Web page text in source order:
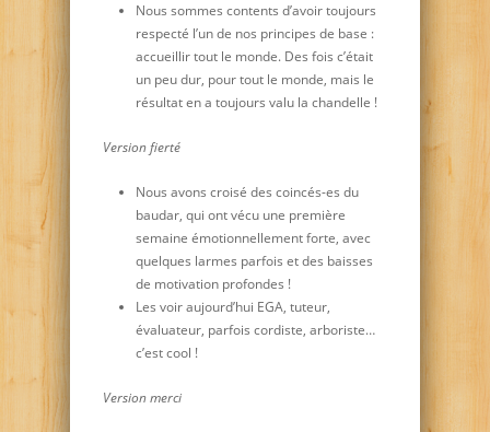
Nous sommes contents d’avoir toujours
respecté l’un de nos principes de base :
accueillir tout le monde. Des fois c’était
un peu dur, pour tout le monde, mais le
résultat en a toujours valu la chandelle !
Version fierté
Nous avons croisé des coincés-es du
baudar, qui ont vécu une première
semaine émotionnellement forte, avec
quelques larmes parfois et des baisses
de motivation profondes !
Les voir aujourd’hui EGA, tuteur,
évaluateur, parfois cordiste, arboriste…
c’est cool !
Version merci